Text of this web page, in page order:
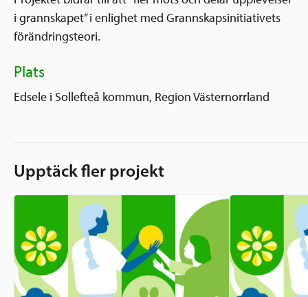
i grannskapet” i enlighet med Grannskapsinitiativets
förändringsteori.
Plats
Edsele i Sollefteå kommun, Region Västernorrland
Upptäck fler projekt